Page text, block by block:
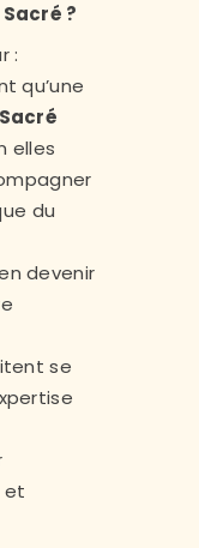
?
:
qu’une
elles
du
devenir
se
et